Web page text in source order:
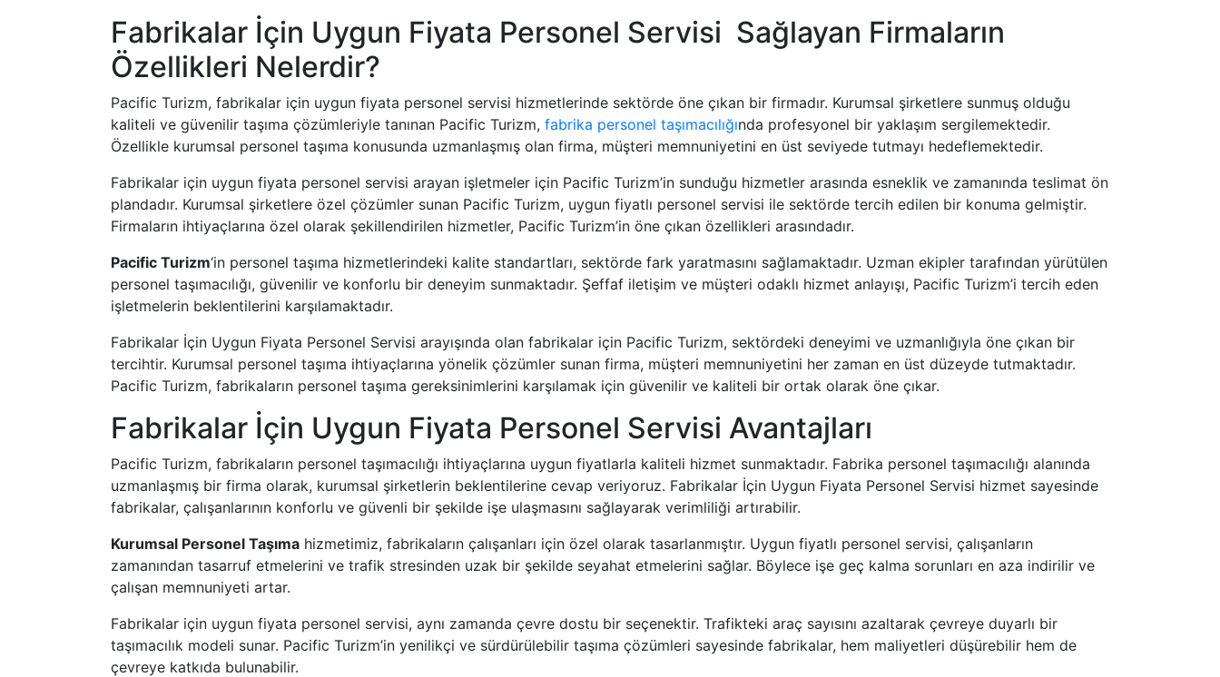
Fabrikalar İçin Uygun Fiyata Personel Servisi Sağlayan Firmaların
Özellikleri Nelerdir?
Pacific Turizm, fabrikalar için uygun fiyata personel servisi hizmetlerinde sektörde öne çıkan bir firmadır. Kurumsal şirketlere sunmuş olduğu
kaliteli ve güvenilir taşıma çözümleriyle tanınan Pacific Turizm, fabrika personel taşımacılığında profesyonel bir yaklaşım sergilemektedir.
Özellikle kurumsal personel taşıma konusunda uzmanlaşmış olan firma, müşteri memnuniyetini en üst seviyede tutmayı hedeflemektedir.
Fabrikalar için uygun fiyata personel servisi arayan işletmeler için Pacific Turizm’in sunduğu hizmetler arasında esneklik ve zamanında teslimat ön
plandadır. Kurumsal şirketlere özel çözümler sunan Pacific Turizm, uygun fiyatlı personel servisi ile sektörde tercih edilen bir konuma gelmiştir.
Firmaların ihtiyaçlarına özel olarak şekillendirilen hizmetler, Pacific Turizm’in öne çıkan özellikleri arasındadır.
Pacific Turizm‘in personel taşıma hizmetlerindeki kalite standartları, sektörde fark yaratmasını sağlamaktadır. Uzman ekipler tarafından yürütülen
personel taşımacılığı, güvenilir ve konforlu bir deneyim sunmaktadır. Şeffaf iletişim ve müşteri odaklı hizmet anlayışı, Pacific Turizm’i tercih eden
işletmelerin beklentilerini karşılamaktadır.
Fabrikalar İçin Uygun Fiyata Personel Servisi arayışında olan fabrikalar için Pacific Turizm, sektördeki deneyimi ve uzmanlığıyla öne çıkan bir
tercihtir. Kurumsal personel taşıma ihtiyaçlarına yönelik çözümler sunan firma, müşteri memnuniyetini her zaman en üst düzeyde tutmaktadır.
Pacific Turizm, fabrikaların personel taşıma gereksinimlerini karşılamak için güvenilir ve kaliteli bir ortak olarak öne çıkar.
Fabrikalar İçin Uygun Fiyata Personel Servisi Avantajları
Pacific Turizm, fabrikaların personel taşımacılığı ihtiyaçlarına uygun fiyatlarla kaliteli hizmet sunmaktadır. Fabrika personel taşımacılığı alanında
uzmanlaşmış bir firma olarak, kurumsal şirketlerin beklentilerine cevap veriyoruz. Fabrikalar İçin Uygun Fiyata Personel Servisi hizmet sayesinde
fabrikalar, çalışanlarının konforlu ve güvenli bir şekilde işe ulaşmasını sağlayarak verimliliği artırabilir.
Kurumsal Personel Taşıma hizmetimiz, fabrikaların çalışanları için özel olarak tasarlanmıştır. Uygun fiyatlı personel servisi, çalışanların
zamanından tasarruf etmelerini ve trafik stresinden uzak bir şekilde seyahat etmelerini sağlar. Böylece işe geç kalma sorunları en aza indirilir ve
çalışan memnuniyeti artar.
Fabrikalar için uygun fiyata personel servisi, aynı zamanda çevre dostu bir seçenektir. Trafikteki araç sayısını azaltarak çevreye duyarlı bir
taşımacılık modeli sunar. Pacific Turizm’in yenilikçi ve sürdürülebilir taşıma çözümleri sayesinde fabrikalar, hem maliyetleri düşürebilir hem de
çevreye katkıda bulunabilir.